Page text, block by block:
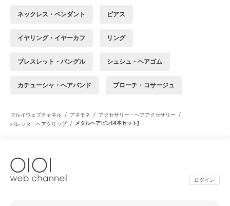
ネックレス・ペンダント ピアス
イヤリング・イヤーカフ リング
ブレスレット・バングル シュシュ・ヘアゴム
カチューシャ・ヘアバンド ブローチ・コサージュ
マルイウェブチャネル / アネモネ / アクセサリー・ヘアアクセサリー /
バレッタ・ヘアクリップ/ メタルヘアピン[4本セット]
ログイン